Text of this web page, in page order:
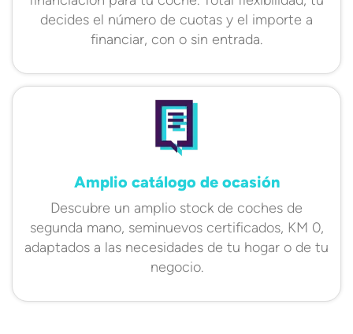
decides el número de cuotas y el importe a
financiar, con o sin entrada.
Amplio catálogo de ocasión
Descubre un amplio stock de coches de
segunda mano, seminuevos certificados, KM 0,
adaptados a las necesidades de tu hogar o de tu
negocio.